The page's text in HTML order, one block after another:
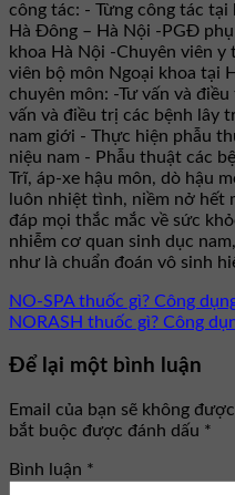
công tác: - Từng công tác
Hà Đông – Hà Nội -PGĐ
khoa Hà Nội -Chuyên viên y
viên bộ môn Ngoại khoa tại
chuyên môn: -Tư vấn và
vấn và điều trị các bệnh lây
nam giới - Thực hiện phẫu
niệu nam - Phẫu thuật các
Trĩ, áp-xe hậu môn, dò hậu
luôn nhiệt tình, niềm nở hết
đáp mọi thắc mắc về sức
nhiễm cơ quan sinh dục
như là chuẩn đoán vô sinh
NO-SPA thuốc gì? Công
NORASH thuốc gì? Công
Để lại một bình luận
Email của bạn sẽ không
bắt buộc được đánh dấu *
Bình luận *